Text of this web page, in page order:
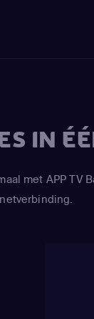
IN
met APP TV